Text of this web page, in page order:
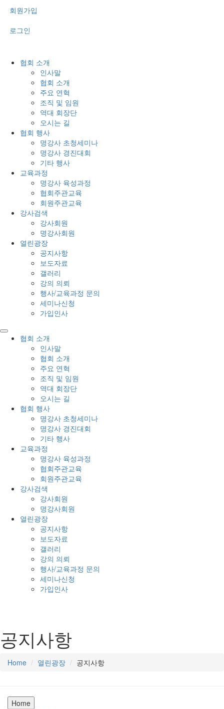
회원가입
로그인
협회 소개
인사말
협회 소개
주요 연혁
조직 및 임원
역대 회장단
오시는 길
협회 행사
명강사 초청세미나
명강사 경진대회
기타 행사
교육과정
명강사 육성과정
협회주관교육
회원주관교육
강사검색
강사회원
명강사회원
열린광장
공지사항
보도자료
갤러리
강의 의뢰
행사/교육과정 문의
세미나신청
가입인사
협회 소개
인사말
협회 소개
주요 연혁
조직 및 임원
역대 회장단
오시는 길
협회 행사
명강사 초청세미나
명강사 경진대회
기타 행사
교육과정
명강사 육성과정
협회주관교육
회원주관교육
강사검색
강사회원
명강사회원
열린광장
공지사항
보도자료
갤러리
강의 의뢰
행사/교육과정 문의
세미나신청
가입인사
공지사항
Home 열린광장 공지사항
Home